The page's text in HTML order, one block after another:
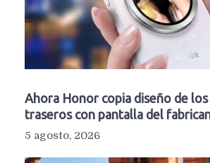
Ahora Honor copia diseño de
traseros con pantalla del
5 agosto, 2026